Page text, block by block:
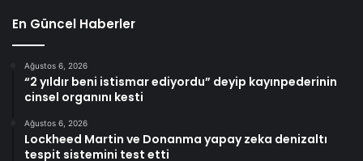
En Güncel Haberler
Ağustos 6, 2026
“2 yıldır beni istismar ediyordu” deyip kayınpederinin
cinsel organını kesti
Ağustos 6, 2026
Lockheed Martin ve Donanma yapay zeka denizaltı
tespit sistemini test etti